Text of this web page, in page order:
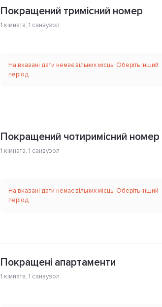
Покращений тримісний номер
1 кімната, 1 санвузол
На вказані дати немає вільних місць. Оберіть інший
період
Покращений чотиримісний номер
1 кімната, 1 санвузол
На вказані дати немає вільних місць. Оберіть інший
період
Покращені апартаменти
1 кімната, 1 санвузол